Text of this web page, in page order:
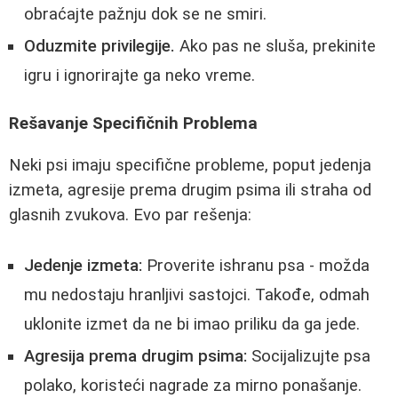
obraćajte pažnju dok se ne smiri.
Oduzmite privilegije. Ako pas ne sluša, prekinite
igru i ignorirajte ga neko vreme.
Rešavanje Specifičnih Problema
Neki psi imaju specifične probleme, poput jedenja
izmeta, agresije prema drugim psima ili straha od
glasnih zvukova. Evo par rešenja:
Jedenje izmeta: Proverite ishranu psa - možda
mu nedostaju hranljivi sastojci. Takođe, odmah
uklonite izmet da ne bi imao priliku da ga jede.
Agresija prema drugim psima: Socijalizujte psa
polako, koristeći nagrade za mirno ponašanje.